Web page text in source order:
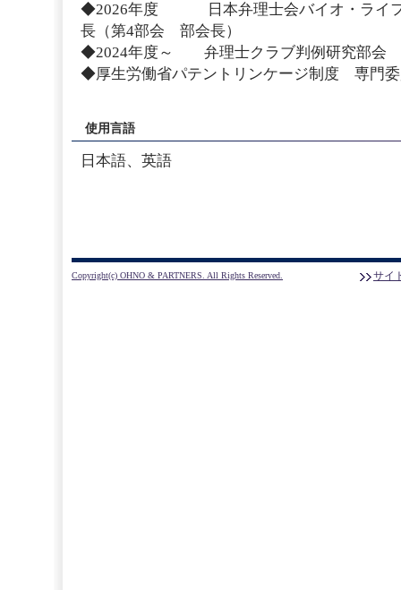
◆2026年度 日本弁理士会バイオ・ライフ
長（第4部会 部会長）
◆2024年度～ 弁理士クラブ判例研究部会
◆厚生労働省パテントリンケージ制度 専門
使用言語
日本語、英語
Copyright(c) OHNO & PARTNERS. All Rights Reserved. サイ